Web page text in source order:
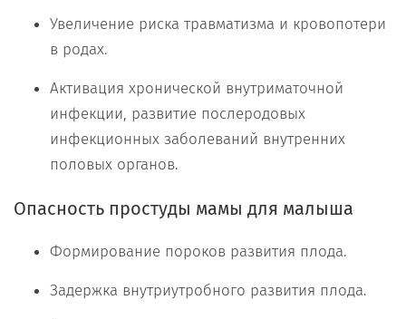
Увеличение риска травматизма и кровопотери
в родах.
Активация хронической внутриматочной
инфекции, развитие послеродовых
инфекционных заболеваний внутренних
половых органов.
Опасность простуды мамы для малыша
Формирование пороков развития плода.
Задержка внутриутробного развития плода.